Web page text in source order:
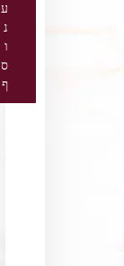
ע
נ
ו
ס
ף